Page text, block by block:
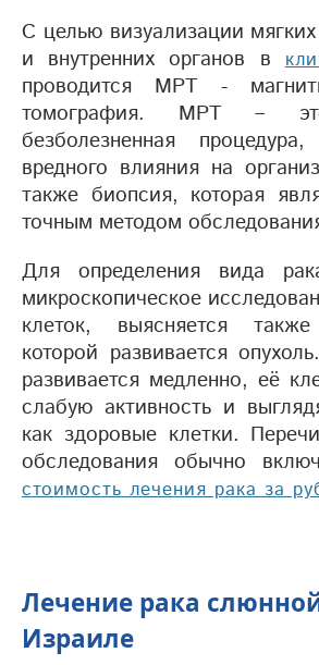
С целью визуализации
и внутренних органов в
проводится МРТ -
томография. МРТ –
безболезненная
вредного влияния на
также биопсия, которая
точным методом
Для определения вида
микроскопическое
клеток, выясняется
которой развивается
развивается медленно, её
слабую активность и
как здоровые клетки.
обследования обычно
стоимость лечения рака за
Лечение рака
Израиле